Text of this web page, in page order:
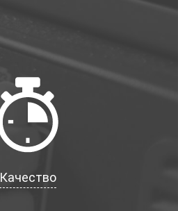
Качество